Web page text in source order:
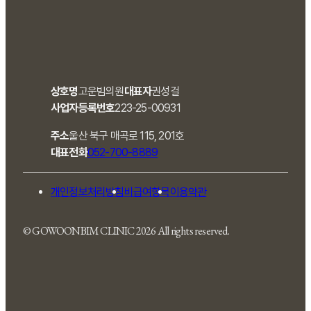
상호명고운빔의원대표자권성걸
사업자등록번호223-25-00931
주소울산 북구 매곡로 115, 201호
대표전화052-700-8889
개인정보처리방침비급여항목이용약관
© GOWOONBIM CLINIC 2026 All rights reserved.